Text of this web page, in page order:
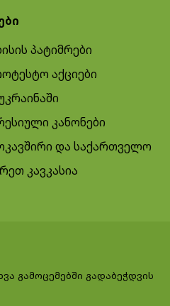
პატიმრები
აქციები
კანონები
და საქართველო
კავკასია
გამოცემებში გადაბეჭდვის